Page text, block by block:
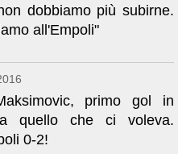
dobbiamo più subirne.
all'Empoli"
primo gol in
quello che ci voleva.
0-2!